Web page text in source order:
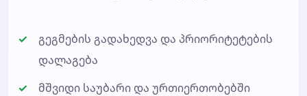
გეგმების გადახედვა და პრიორიტეტების
დალაგება
მშვიდი საუბარი და ურთიერთობებში